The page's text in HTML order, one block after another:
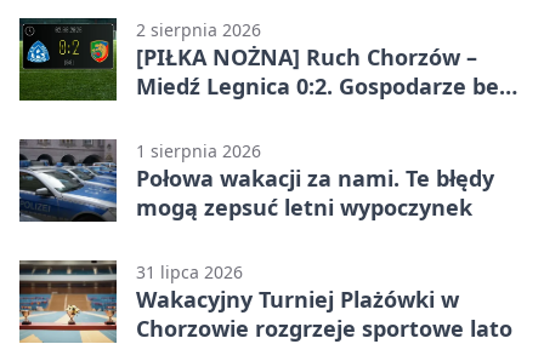
2 sierpnia 2026
[PIŁKA NOŻNA] Ruch Chorzów –
Miedź Legnica 0:2. Gospodarze bez
1 sierpnia 2026
Połowa wakacji za nami. Te błędy
mogą zepsuć letni wypoczynek
31 lipca 2026
Wakacyjny Turniej Plażówki w
Chorzowie rozgrzeje sportowe lato